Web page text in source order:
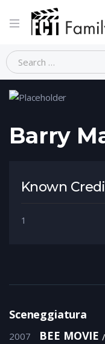
Home Person
Barry
Known
1
Sceneggiatura
2007 BEE MOVIE